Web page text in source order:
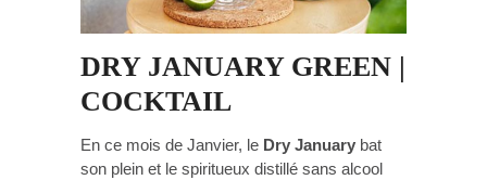
DRY JANUARY GREEN |
COCKTAIL
En ce mois de Janvier, le Dry January bat
son plein et le spiritueux distillé sans alcool